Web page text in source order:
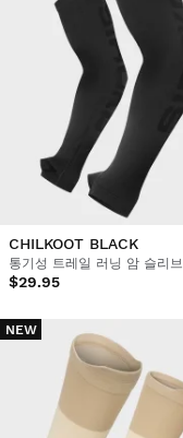
CHILKOOT BLACK
통기성 트레일 러닝 암 슬리브
$29.95
NEW